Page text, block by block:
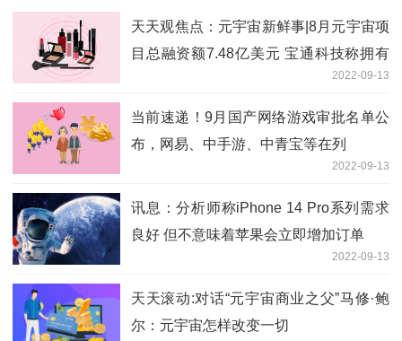
天天观焦点：元宇宙新鲜事|8月元宇宙项
目总融资额7.48亿美元 宝通科技称拥有
2022-09-13
当前速递！9月国产网络游戏审批名单公
布，网易、中手游、中青宝等在列
2022-09-13
讯息：分析师称iPhone 14 Pro系列需求
良好 但不意味着苹果会立即增加订单
2022-09-13
天天滚动:对话“元宇宙商业之父”马修·鲍
尔：元宇宙怎样改变一切